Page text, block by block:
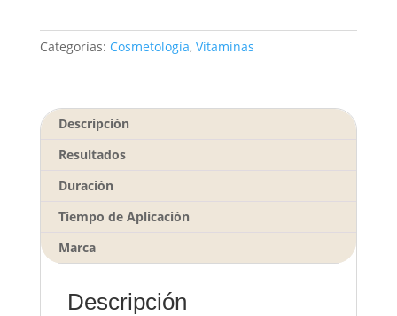
Categorías: Cosmetología, Vitaminas
Descripción
Resultados
Duración
Tiempo de Aplicación
Marca
Descripción